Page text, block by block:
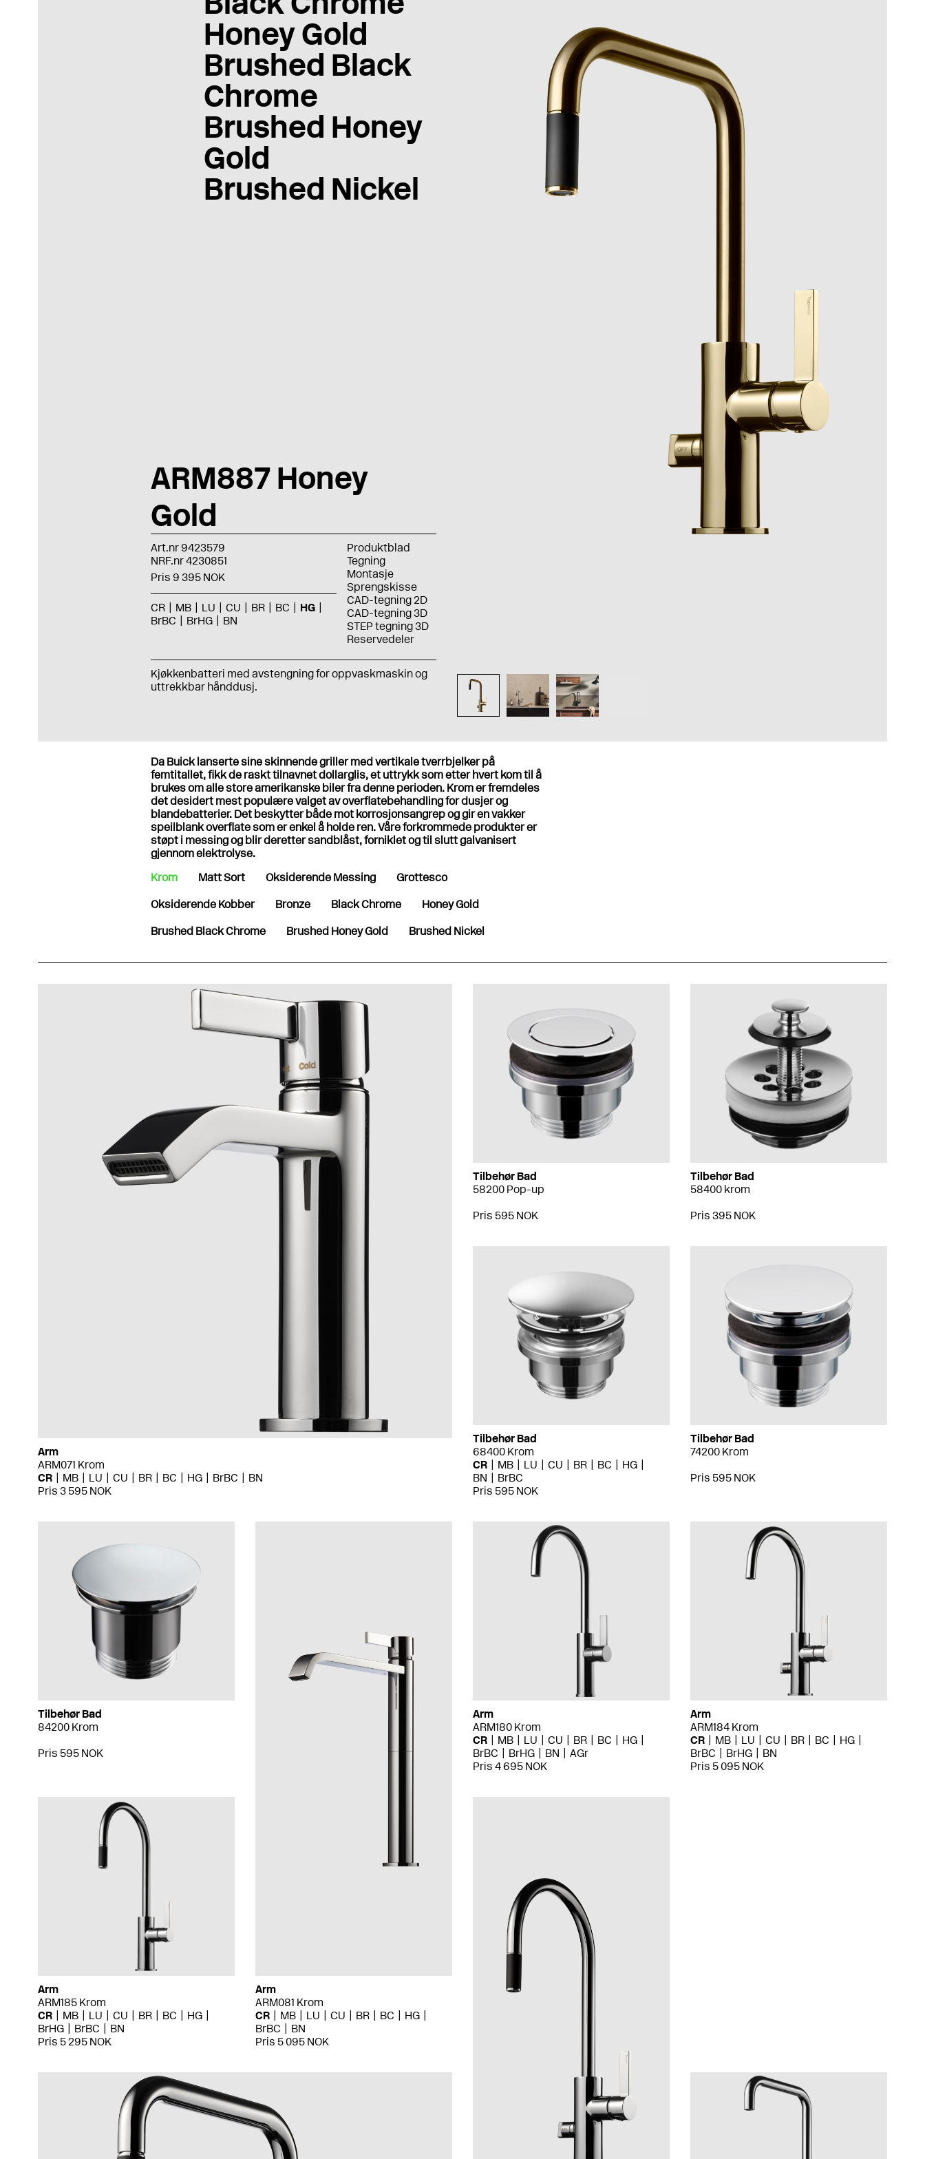
Honey Gold
Brushed Black
Chrome
Brushed Honey
Gold
Brushed Nickel
ARM887 Honey
Gold
Art.nr 9423579
NRF.nr 4230851
Pris 9 395 NOK
CR MB LU CU BR BC
HG
BrBC
BrHG BN
Produktblad
Tegning
Montasje
Sprengskisse
CAD-tegning 2D
CAD-tegning 3D
STEP tegning 3D
Reservedeler
Kjøkkenbatteri med avstengning for oppvaskmaskin og
uttrekkbar hånddusj.
Da Buick lanserte sine skinnende griller med vertikale tverrbjelker på
femtitallet, fikk de raskt tilnavnet dollarglis, et uttrykk som etter hvert kom til å
brukes om alle store amerikanske biler fra denne perioden. Krom er fremdeles
det desidert mest populære valget av overflatebehandling for dusjer og
blandebatterier. Det beskytter både mot korrosjonsangrep og gir en vakker
speilblank overflate som er enkel å holde ren. Våre forkrommede produkter er
støpt i messing og blir deretter sandblåst, forniklet og til slutt galvanisert
gjennom elektrolyse.
Krom
Matt Sort Oksiderende Messing Grottesco
Oksiderende Kobber Bronze Black Chrome Honey Gold
Brushed Black Chrome Brushed Honey Gold Brushed Nickel
Arm
ARM071 Krom
CR
MB LU CU BR BC HG BrBC
BN
Pris 3 595 NOK
Tilbehør Bad
58200 Pop-up
Pris 595 NOK
Tilbehør Bad
58400 krom
Pris 395 NOK
Tilbehør Bad
68400 Krom
CR
MB LU CU BR BC
HG
BN
BrBC
Pris 595 NOK
Tilbehør Bad
74200 Krom
Pris 595 NOK
Tilbehør Bad
84200 Krom
Pris 595 NOK
Arm
ARM081 Krom
CR
MB LU CU BR BC
HG
BrBC
BN
Pris 5 095 NOK
Arm
ARM180 Krom
CR
MB LU CU BR BC
HG
BrBC
BrHG BN
AGr
Pris 4 695 NOK
Arm
ARM184 Krom
CR
MB LU CU BR BC
HG
BrBC
BrHG
BN
Pris 5 095 NOK
Arm
ARM185 Krom
CR
MB LU CU BR BC
HG
BrHG
BrBC
BN
Pris 5 295 NOK